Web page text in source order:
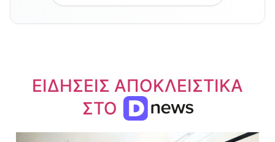
ΕΙΔΗΣΕΙΣ ΑΠΟΚΛΕΙΣΤΙΚΑ
ΣΤΟ